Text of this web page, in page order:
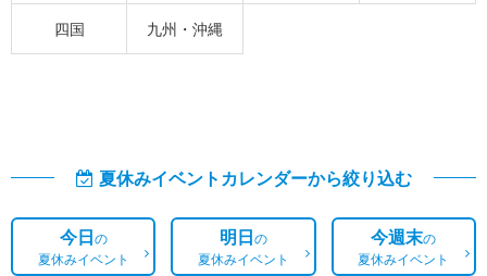
四国 九州・沖縄
夏休みイベントカレンダーから絞り込む
今日の
夏休みイベント
明日の
夏休みイベント
今週末の
夏休みイベント